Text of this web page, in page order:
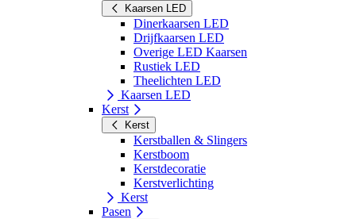
Kaarsen LED
Dinerkaarsen LED
Drijfkaarsen LED
Overige LED Kaarsen
Rustiek LED
Theelichten LED
Kaarsen LED
Kerst
Kerst
Kerstballen & Slingers
Kerstboom
Kerstdecoratie
Kerstverlichting
Kerst
Pasen